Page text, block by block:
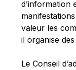
Otmar
Paolo
Pat Cox
d’information
valeur les
il organise
Le Conseil